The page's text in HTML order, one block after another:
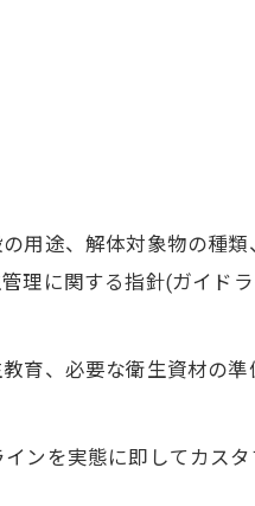
用途、解体対象物の種類
理に関する指針(ガイド
育、必要な衛生資材の準
ンを実態に即してカスタ